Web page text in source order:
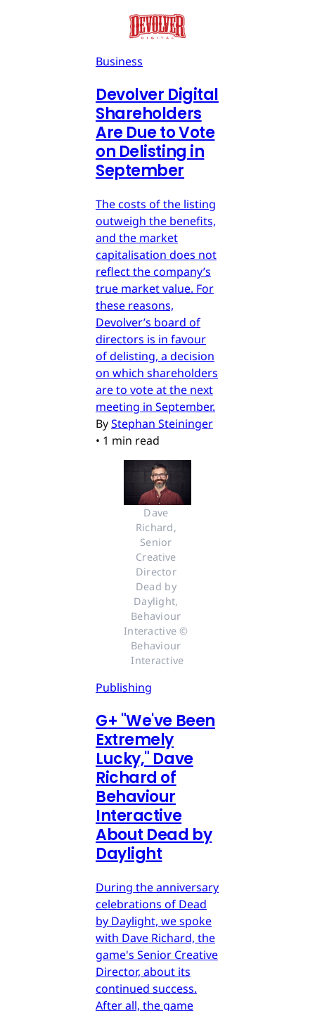
Business
Devolver Digital
Shareholders
Are Due to Vote
on Delisting in
September
The costs of the listing
outweigh the benefits,
and the market
capitalisation does not
reflect the company’s
true market value. For
these reasons,
Devolver’s board of
directors is in favour
of delisting, a decision
on which shareholders
are to vote at the next
meeting in September.
ByStephan Steininger
• 1 min read
Dave
Richard,
Senior
Creative
Director
Dead by
Daylight,
Behaviour
Interactive ©
Behaviour
Interactive
Publishing
G+ "We've Been
Extremely
Lucky," Dave
Richard of
Behaviour
Interactive
About Dead by
Daylight
During the anniversary
celebrations of Dead
by Daylight, we spoke
with Dave Richard, the
game's Senior Creative
Director, about its
continued success.
After all, the game